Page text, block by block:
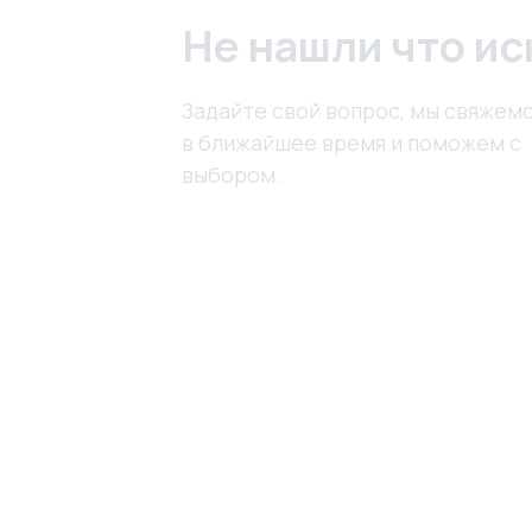
Не нашли что
Задайте свой вопрос, мы
в ближайшее время и поможем с
выбором.